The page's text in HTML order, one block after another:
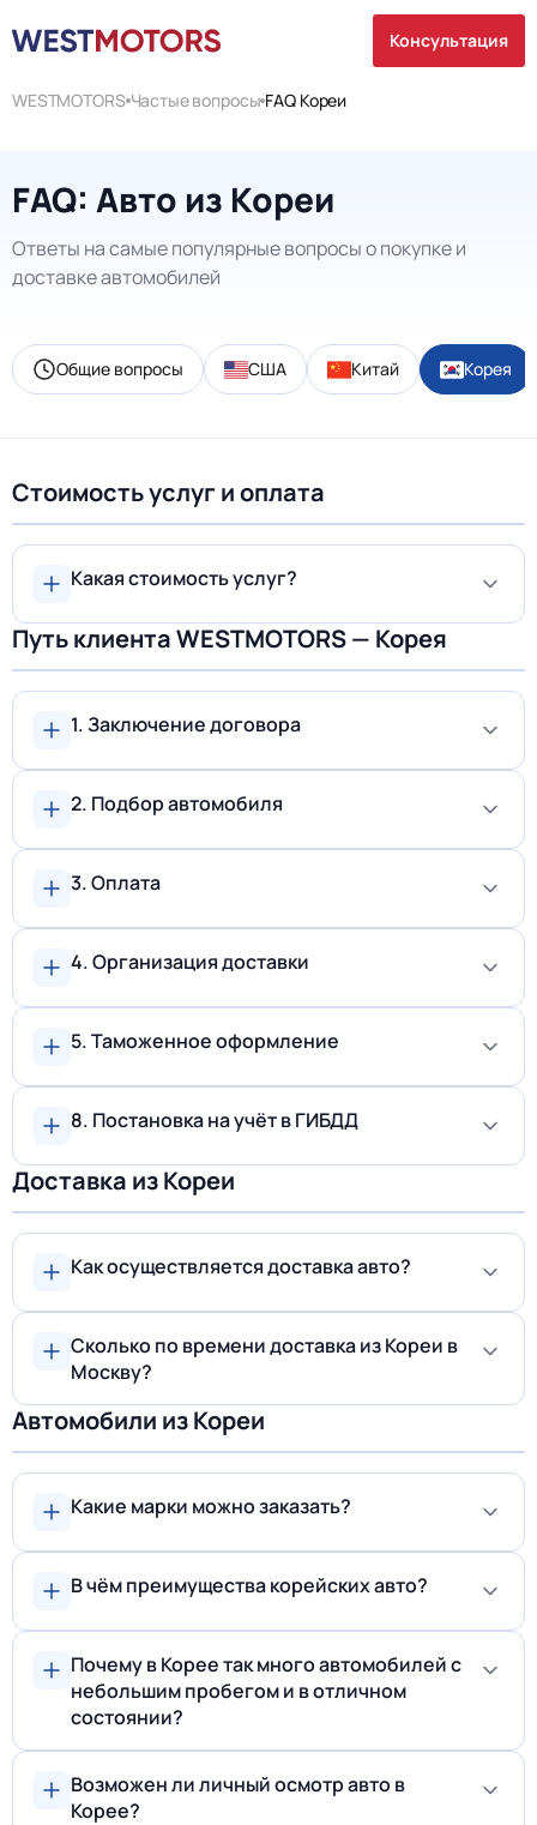
Консультация
WESTMOTORS Частые вопросы FAQ Кореи
FAQ: Авто из Кореи
Ответы на самые популярные вопросы о покупке и
доставке автомобилей
Общие вопросы США Китай Корея
Стоимость услуг и оплата
Какая стоимость услуг?
Путь клиента WESTMOTORS — Корея
1. Заключение договора
2. Подбор автомобиля
3. Оплата
4. Организация доставки
5. Таможенное оформление
8. Постановка на учёт в ГИБДД
Доставка из Кореи
Как осуществляется доставка авто?
Сколько по времени доставка из Кореи в
Москву?
Автомобили из Кореи
Какие марки можно заказать?
В чём преимущества корейских авто?
Почему в Корее так много автомобилей с
небольшим пробегом и в отличном
состоянии?
Возможен ли личный осмотр авто в
Корее?